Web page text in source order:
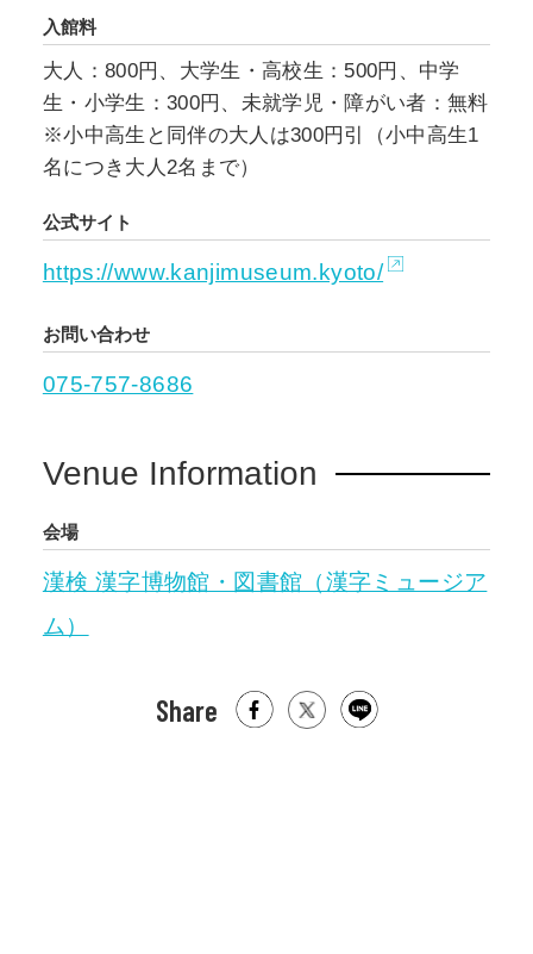
入館料
大人：800円、大学生・高校生：500円、中学
生・小学生：300円、未就学児・障がい者：無料
※小中高生と同伴の大人は300円引（小中高生1
名につき大人2名まで）
公式サイト
https://www.kanjimuseum.kyoto/
お問い合わせ
075-757-8686
Venue Information
会場
漢検 漢字博物館・図書館（漢字ミュージア
ム）
Share